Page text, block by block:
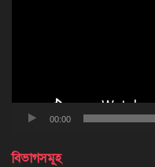
00:00
বিভাগসমূহ